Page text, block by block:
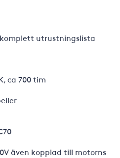
utrustningslista
ca 700 tim
även kopplad till motorns